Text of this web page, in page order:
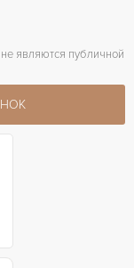
являются публичной